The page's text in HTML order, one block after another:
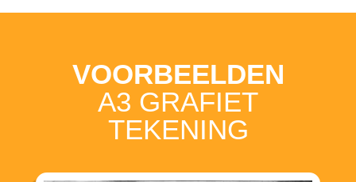
VOORBEELDEN
A3 GRAFIET
TEKENING